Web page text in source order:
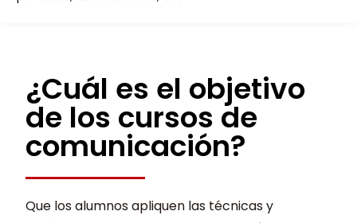
¿Cuál es el objetivo
de los cursos de
comunicación?
Que los alumnos apliquen las técnicas y